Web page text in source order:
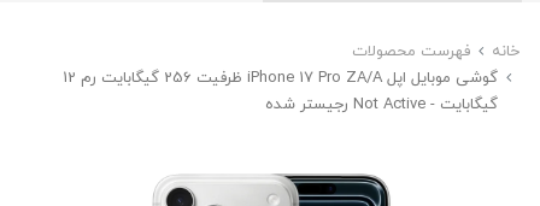
خانه
فهرست محصولات
گوشی موبایل اپل iPhone 17 Pro ZA/A ظرفیت 256 گیگابایت رم 12
گیگابایت - Not Active رجیستر شده